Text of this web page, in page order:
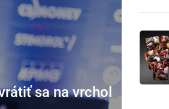
sa na vrchol